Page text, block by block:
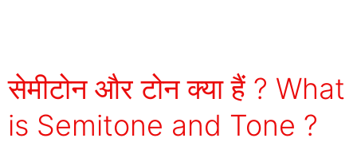
सेमीटोन और टोन क्या हैं ? What
is Semitone and Tone ?